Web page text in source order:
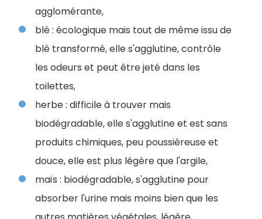
agglomérante,
blé : écologique mais tout de même issu de
blé transformé, elle s'agglutine, contrôle
les odeurs et peut être jeté dans les
toilettes,
herbe : difficile à trouver mais
biodégradable, elle s'agglutine et est sans
produits chimiques, peu poussiéreuse et
douce, elle est plus légère que l'argile,
maïs : biodégradable, s'agglutine pour
absorber l'urine mais moins bien que les